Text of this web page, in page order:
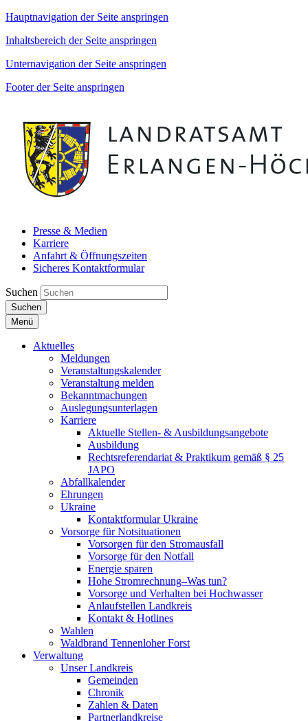
Hauptnavigation der Seite anspringen
Inhaltsbereich der Seite anspringen
Unternavigation der Seite anspringen
Footer der Seite anspringen
Presse & Medien
Karriere
Anfahrt & Öffnungszeiten
Sicheres Kontaktformular
Suchen
Suchen
Menü
Aktuelles
Meldungen
Veranstaltungskalender
Veranstaltung melden
Bekanntmachungen
Auslegungsunterlagen
Karriere
Aktuelle Stellen- & Ausbildungsangebote
Ausbildung
Rechtsreferendariat & Praktikum gemäß § 25
JAPO
Abfallkalender
Ehrungen
Ukraine
Kontaktformular Ukraine
Vorsorge für Notsituationen
Vorsorgen für den Stromausfall
Vorsorge für den Notfall
Energie sparen
Hohe Stromrechnung–Was tun?
Vorsorge und Verhalten bei Hochwasser
Anlaufstellen Landkreis
Kontakt & Hotlines
Wahlen
Waldbrand Tennenloher Forst
Verwaltung
Unser Landkreis
Gemeinden
Chronik
Zahlen & Daten
Partnerlandkreise